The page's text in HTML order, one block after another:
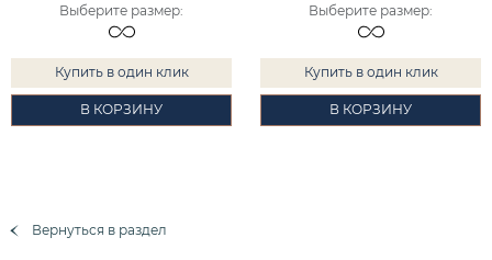
Выберите размер:
Купить в один клик
В КОРЗИНУ
Выберите размер:
Купить в один клик
В КОРЗИНУ
Вернуться в раздел